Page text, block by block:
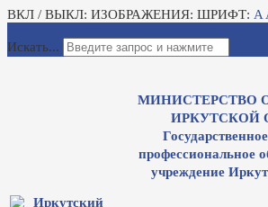
ВКЛ / ВЫКЛ: ИЗОБРАЖЕНИЯ: ШРИФТ: A
Искать...
МИНИСТЕРСТВО
ИРКУТСКОЙ
профессиональное
учреждение